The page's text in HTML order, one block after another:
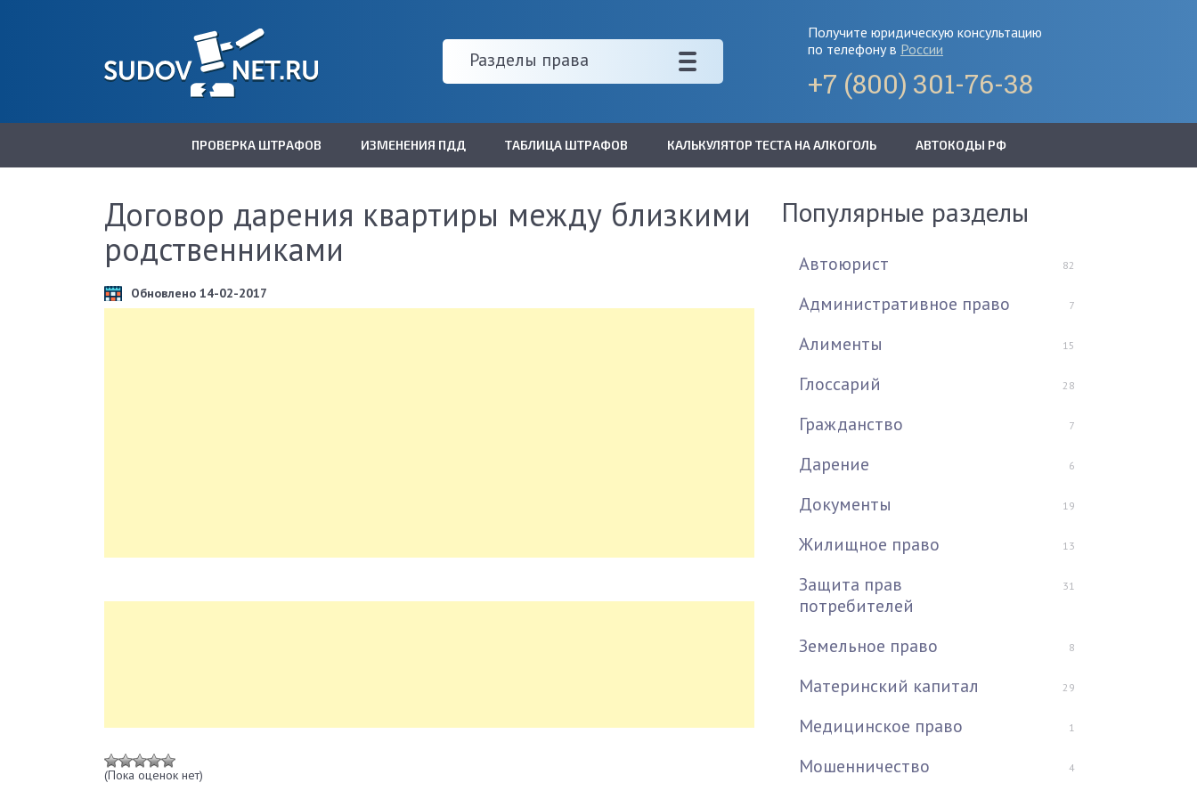
Разделы права
Получите юридическую консультацию
по телефону в России
+7 (800) 301-76-38
ПРОВЕРКА ШТРАФОВ ИЗМЕНЕНИЯ ПДД ТАБЛИЦА ШТРАФОВ КАЛЬКУЛЯТОР ТЕСТА НА АЛКОГОЛЬ АВТОКОДЫ РФ
Договор дарения квартиры между близкими
родственниками
Обновлено 14-02-2017
(Пока оценок нет)
Популярные разделы
Автоюрист 82
Административное право 7
Алименты 15
Глоссарий 28
Гражданство 7
Дарение 6
Документы 19
Жилищное право 13
Защита прав
потребителей
31
Земельное право 8
Материнский капитал 29
Медицинское право 1
Мошенничество 4